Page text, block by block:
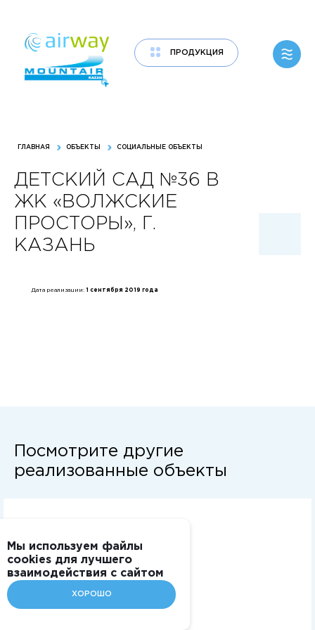
ПРОДУКЦИЯ
ГЛАВНАЯ ОБЪЕКТЫ СОЦИАЛЬНЫЕ ОБЪЕКТЫ
ДЕТСКИЙ САД №36 В
ЖК «ВОЛЖСКИЕ
ПРОСТОРЫ», Г.
КАЗАНЬ
Дата реализации: 1 сентября 2019 года
Посмотрите другие
реализованные объекты
Мы используем файлы
cookies для лучшего
взаимодействия с сайтом
ХОРОШО